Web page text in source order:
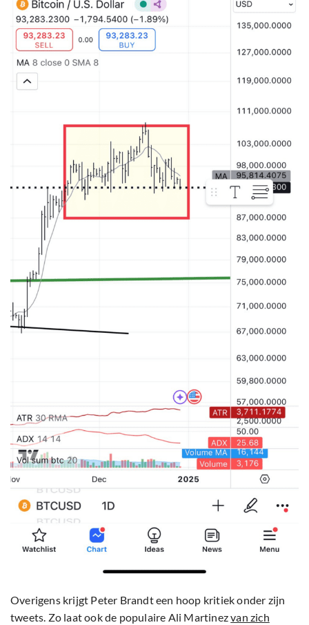
Overigens krijgt Peter Brandt een hoop kritiek onder zijn
tweets. Zo laat ook de populaire Ali Martinezvan zich